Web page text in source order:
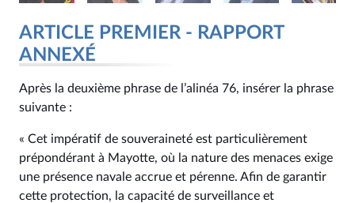
ARTICLE PREMIER - RAPPORT
ANNEXÉ
Après la deuxième phrase de l’alinéa 76, insérer la phrase
suivante :
« Cet impératif de souveraineté est particulièrement
prépondérant à Mayotte, où la nature des menaces exige
une présence navale accrue et pérenne. Afin de garantir
cette protection, la capacité de surveillance et